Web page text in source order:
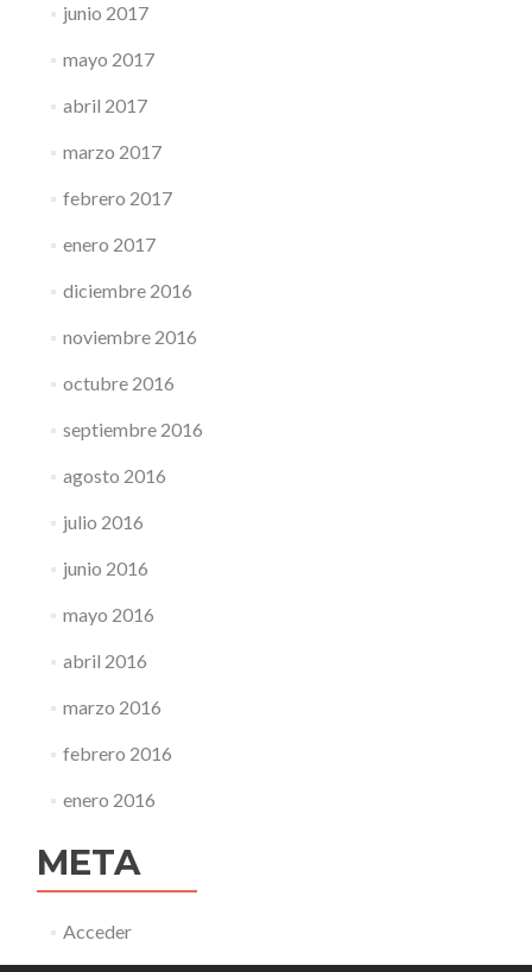
junio 2017
mayo 2017
abril 2017
marzo 2017
febrero 2017
enero 2017
diciembre 2016
noviembre 2016
octubre 2016
septiembre 2016
agosto 2016
julio 2016
junio 2016
mayo 2016
abril 2016
marzo 2016
febrero 2016
enero 2016
META
Acceder